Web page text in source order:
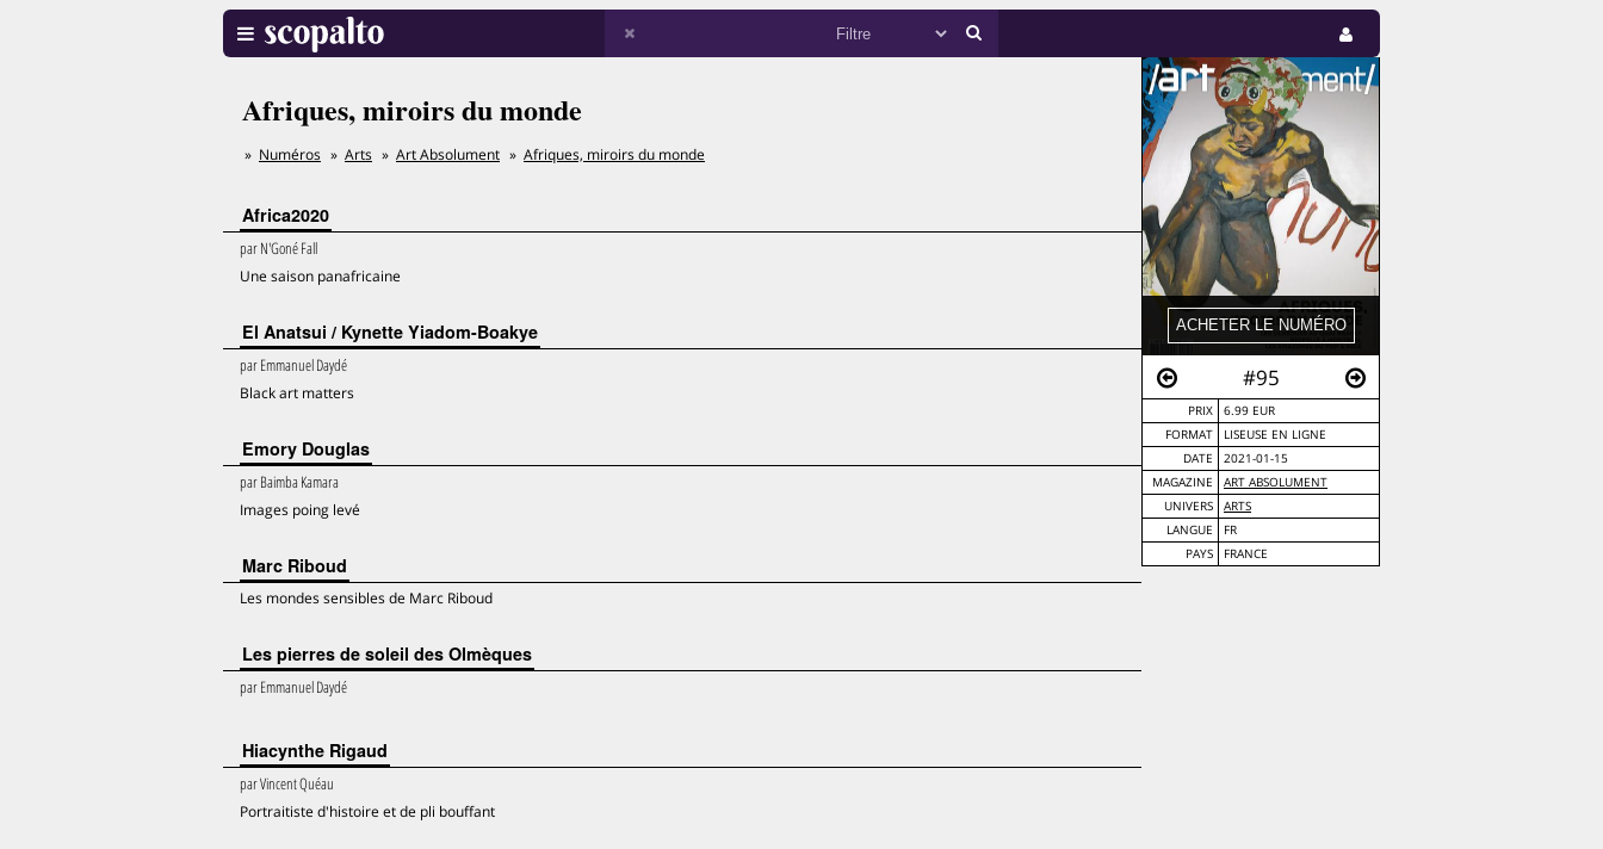
#95
PRIX
6.99 EUR
FORMAT
LISEUSE EN LIGNE
DATE
2021-01-15
MAGAZINE
ART ABSOLUMENT
UNIVERS
ARTS
LANGUE
FR
PAYS
FRANCE
Afriques, miroirs du monde
Numéros Arts Art Absolument Afriques, miroirs du monde
Africa2020
parN'Goné Fall
Une saison panafricaine
El Anatsui / Kynette Yiadom-Boakye
parEmmanuel Daydé
Black art matters
Emory Douglas
parBaimba Kamara
Images poing levé
Marc Riboud
Les mondes sensibles de Marc Riboud
Les pierres de soleil des Olmèques
parEmmanuel Daydé
Hiacynthe Rigaud
parVincent Quéau
Portraitiste d'histoire et de pli bouffant